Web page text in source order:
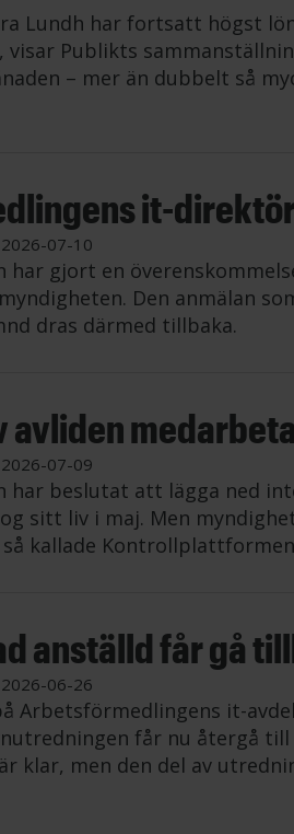
Lundh har fortsatt högst
visar Publikts
– mer än dubbelt så
it-
2026-07-10
har gjort en
Den anmälan
dras därmed tillbaka.
avliden
2026-07-09
har beslutat att lägga ned
sitt liv i maj. Men
kallade
anställd får gå
2026-06-26
Arbetsförmedlingens it-
får nu återgå
klar, men den del av